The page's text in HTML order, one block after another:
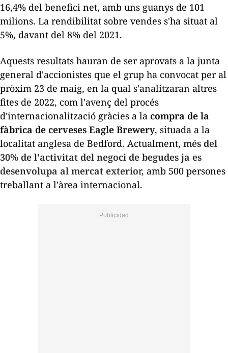
16,4% del benefici net, amb uns guanys de 101
milions. La rendibilitat sobre vendes s'ha situat al
5%, davant del 8% del 2021.
Aquests resultats hauran de ser aprovats a la junta
general d'accionistes que el grup ha convocat per al
pròxim 23 de maig, en la qual s'analitzaran altres
fites de 2022, com l'avenç del procés
d'internacionalització gràcies a la compra de la
fàbrica de cerveses Eagle Brewery, situada a la
localitat anglesa de Bedford. Actualment, més del
30% de l'activitat del negoci de begudes ja es
desenvolupa al mercat exterior, amb 500 persones
treballant a l'àrea internacional.